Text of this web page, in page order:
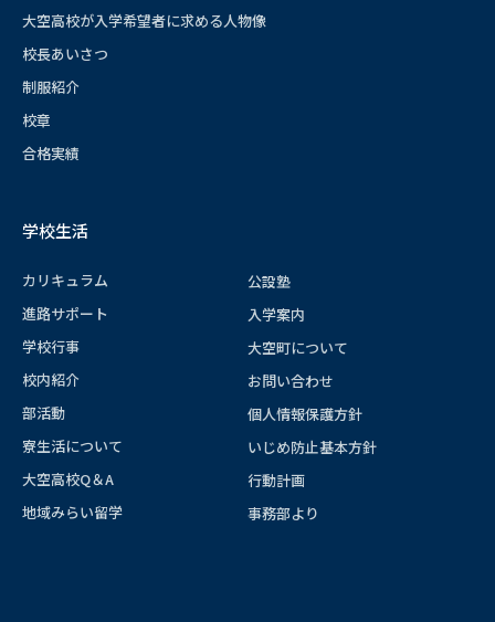
大空高校が入学希望者に求める人物像
校長あいさつ
制服紹介
校章
合格実績
学校生活
カリキュラム
進路サポート
学校行事
校内紹介
部活動
寮生活について
大空高校Q＆A
地域みらい留学
公設塾
入学案内
大空町について
お問い合わせ
個人情報保護方針
いじめ防止基本方針
行動計画
事務部より